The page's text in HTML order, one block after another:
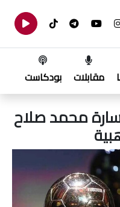
مقابلات بودكاست
محمد صلاح